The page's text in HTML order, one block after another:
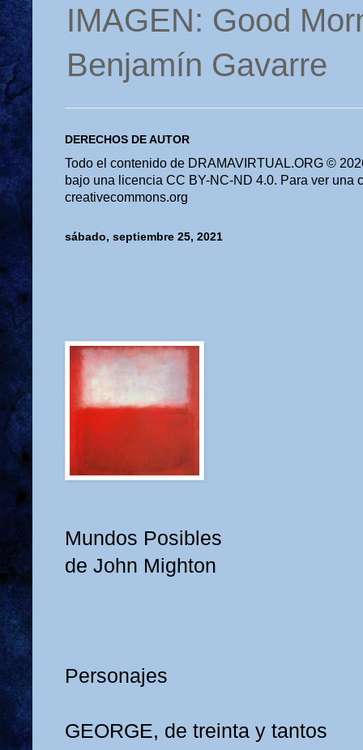
IMAGEN: Good
Benjamín Gavarre
DERECHOS DE AUTOR
Todo el contenido de DRAMAVIRTUAL.ORG ©
bajo una licencia CC BY-NC-ND 4.0. Para ver una
creativecommons.org
sábado, septiembre 25, 2021
Mundos Posibles
de John Mighton
Personajes
GEORGE, de treinta y tantos